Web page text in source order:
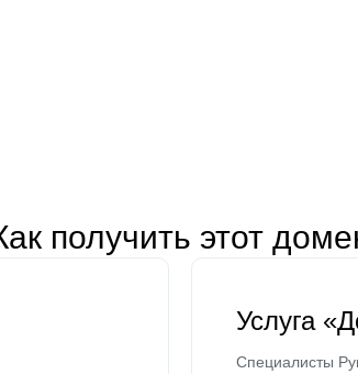
получить этот
Услуга
Специалисты